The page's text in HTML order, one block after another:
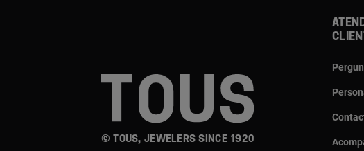
© TOUS, JEWELERS SINCE 1920